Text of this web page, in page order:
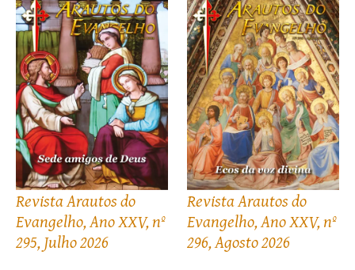
Revista Arautos do
Evangelho, Ano XXV, nº
295, Julho 2026
Revista Arautos do
Evangelho, Ano XXV, nº
296, Agosto 2026